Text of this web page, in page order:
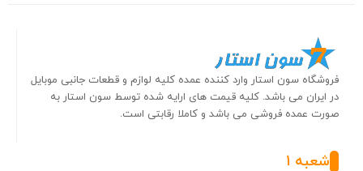
فروشگاه سون استار وارد کننده عمده کلیه لوازم و قطعات جانبی موبایل
در ایران می باشد. کلیه قیمت های ارایه شده توسط سون استار به
صورت عمده فروشی می باشد و کاملا رقابتی است.
شعبه 1